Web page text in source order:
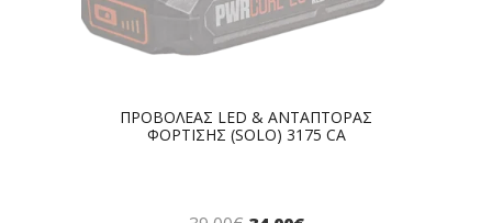
ΠΡΟΒΟΛΕΑΣ LED & ΑΝΤΑΠΤΟΡΑΣ
ΦΟΡΤΙΣΗΣ (SOLO) 3175 CA